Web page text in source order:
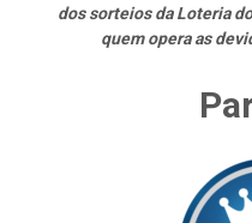
dos sorteios da Loteria
quem opera as